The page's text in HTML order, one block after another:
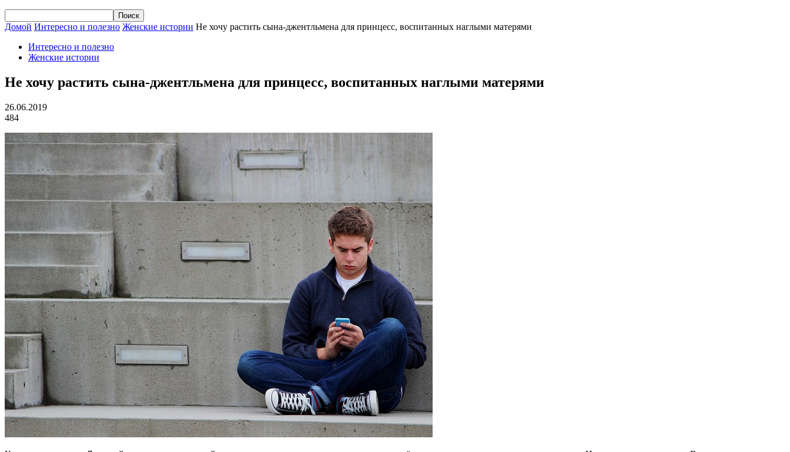
Домой Интересно и полезно Женские истории Не хочу растить сына-джентльмена для принцесс, воспитанных наглыми матерями
Интересно и полезно
Женские истории
Не хочу растить сына-джентльмена для принцесс, воспитанных наглыми матерями
26.06.2019
484